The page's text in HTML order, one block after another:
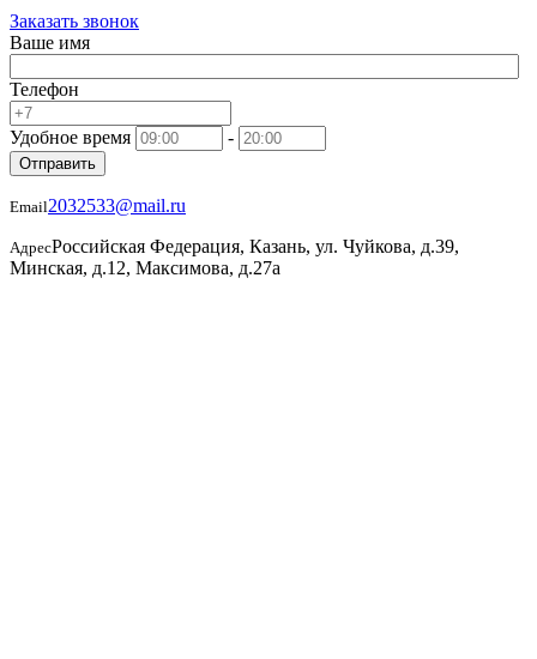
Заказать звонок
Ваше имя
Телефон
Удобное время -
Отправить
Email2032533@mail.ru
АдресРоссийская Федерация, Казань, ул. Чуйкова, д.39,
Минская, д.12, Максимова, д.27а